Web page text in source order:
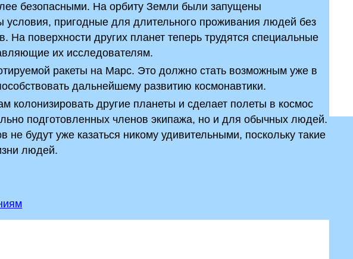
безопасными. На орбиту Земли были запущены
условия, пригодные для длительного проживания людей без
На поверхности других планет теперь трудятся специальные
их исследователям.
ракеты на Марс. Это должно стать возможным уже в
дальнейшему развитию космонавтики.
колонизировать другие планеты и сделает полеты в космос
подготовленных членов экипажа, но и для обычных людей.
будут уже казаться никому удивительными, поскольку такие
людей.